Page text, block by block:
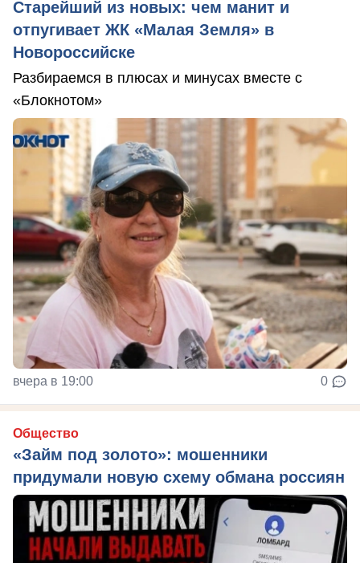
Старейший из новых: чем манит и
отпугивает ЖК «Малая Земля» в
Новороссийске
Разбираемся в плюсах и минусах вместе с
«Блокнотом»
вчера в 19:00 0
Общество
«Займ под золото»: мошенники
придумали новую схему обмана россиян